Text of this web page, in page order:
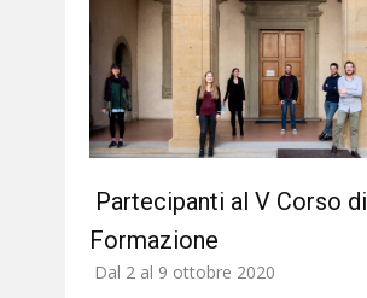
Partecipanti al V Corso di
Formazione
Dal 2 al 9 ottobre 2020